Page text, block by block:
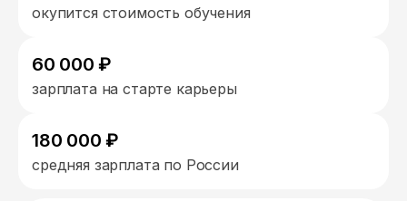
окупится стоимость обучения
60 000 ₽
зарплата на старте карьеры
180 000 ₽
средняя зарплата по России